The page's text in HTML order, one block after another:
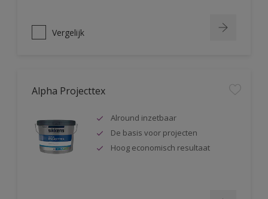
Vergelijk
Alpha Projecttex
Alround inzetbaar
De basis voor projecten
Hoog economisch resultaat